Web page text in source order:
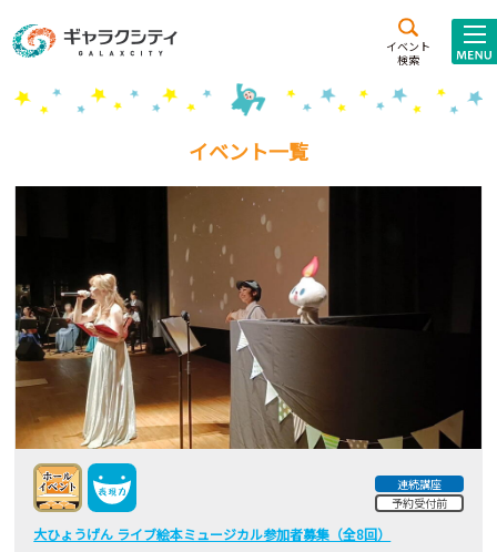
イベント
検索
施設案内
こども
西新井
施設･
こどもみーてぃんぐ
Gがくえん
ブランドからのお知らせ
いっしょに創る
イベントレポート
イベント一覧
連続講座
予約受付前
大ひょうげん ライブ絵本ミュージカル参加者募集（全8回）